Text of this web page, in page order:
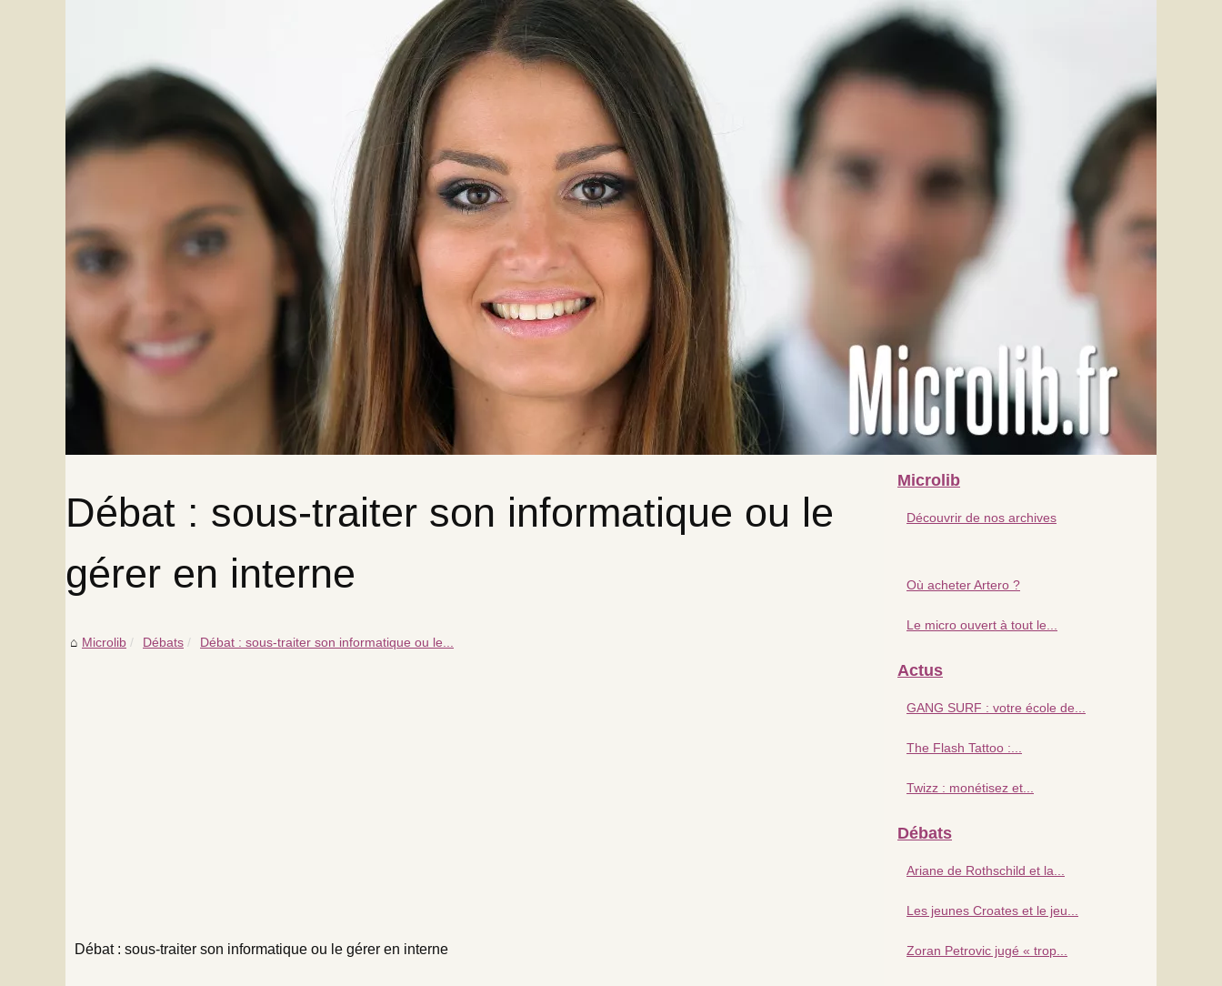
Débat : sous-traiter son informatique ou le
gérer en interne
Microlib Débats Débat : sous-traiter son informatique ou le...
Débat : sous-traiter son informatique ou le gérer en interne
Microlib
Découvrir de nos archives
Où acheter Artero ?
Le micro ouvert à tout le...
Actus
GANG SURF : votre école de...
The Flash Tattoo :...
Twizz : monétisez et...
Débats
Ariane de Rothschild et la...
Les jeunes Croates et le jeu...
Zoran Petrovic jugé « trop...